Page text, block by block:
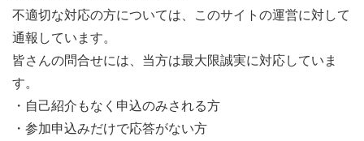
不適切な対応の方については、このサイトの運営に対して
通報しています。
皆さんの問合せには、当方は最大限誠実に対応していま
す。
・自己紹介もなく申込のみされる方
・参加申込みだけで応答がない方